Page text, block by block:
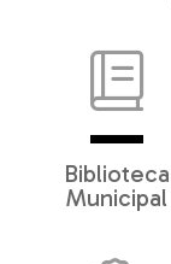
Biblioteca
Municipal